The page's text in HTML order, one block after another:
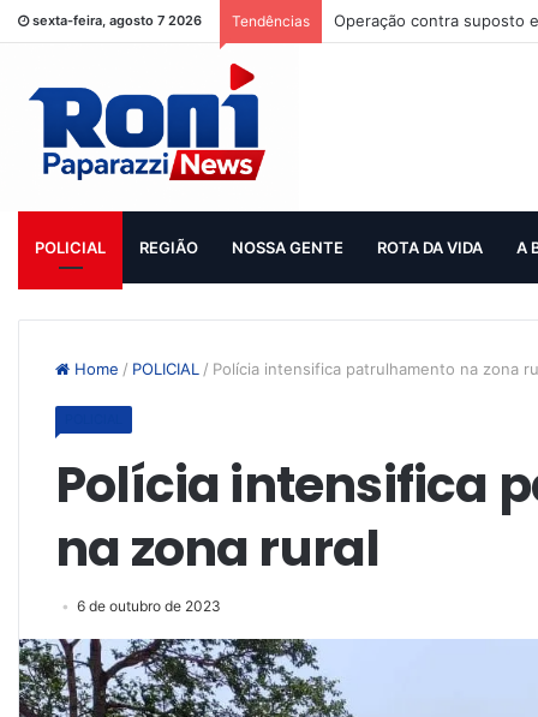
sexta-feira, agosto 7 2026 Tendências Operação contra suposto
POLICIAL REGIÃO NOSSA GENTE ROTA DA VIDA A
Home / POLICIAL / Polícia intensifica patrulhamento na zona
Polícia intensifica
na zona rural
6 de outubro de 2023